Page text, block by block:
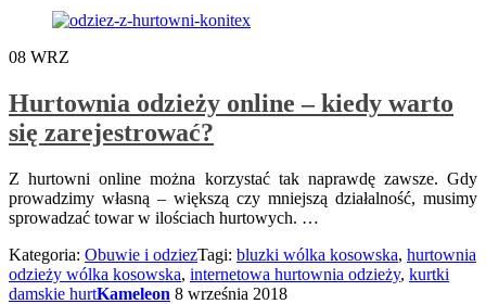
08 WRZ
Hurtownia odzieży online – kiedy warto
się zarejestrować?
Z hurtowni online można korzystać tak naprawdę zawsze. Gdy
prowadzimy własną – większą czy mniejszą działalność, musimy
sprowadzać towar w ilościach hurtowych. …
Kategoria: Obuwie i odziezTagi: bluzki wólka kosowska, hurtownia
odzieży wólka kosowska, internetowa hurtownia odzieży, kurtki
damskie hurtKameleon 8 września 2018